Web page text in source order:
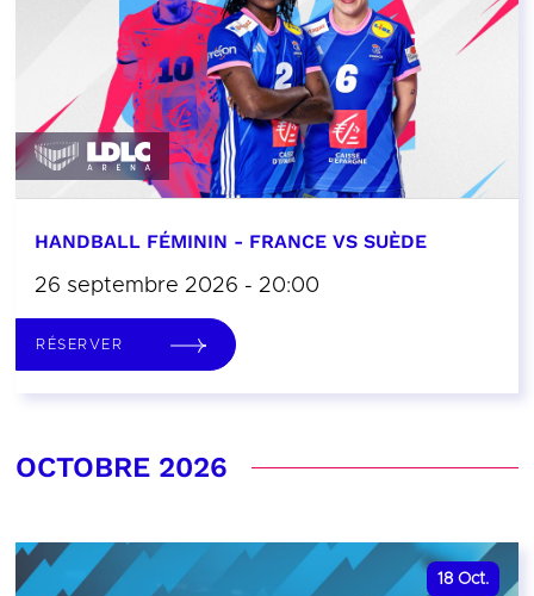
HANDBALL FÉMININ - FRANCE VS SUÈDE
26 septembre 2026 - 20:00
RÉSERVER
OCTOBRE 2026
18 Oct.